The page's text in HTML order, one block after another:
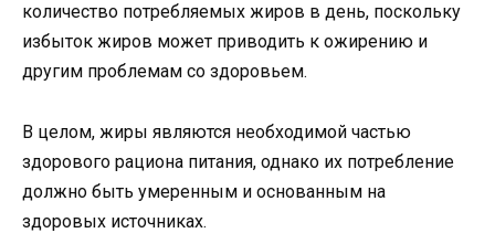
количество потребляемых жиров в день, поскольку
избыток жиров может приводить к ожирению и
другим проблемам со здоровьем.
В целом, жиры являются необходимой частью
здорового рациона питания, однако их потребление
должно быть умеренным и основанным на
здоровых источниках.